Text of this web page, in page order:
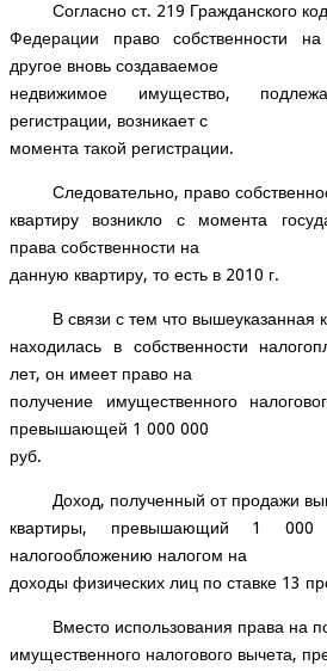
Согласно ст. 219 Гражданского
Федерации право собственности
другое вновь создаваемое
недвижимое имущество,
регистрации, возникает с
момента такой регистрации.
Следовательно, право
квартиру возникло с момента
права собственности на
данную квартиру, то есть в 2010 г.
В связи с тем что вышеуказанная
находилась в собственности
лет, он имеет право на
получение имущественного
превышающей 1 000 000
руб.
Доход, полученный от продажи
квартиры, превышающий 1
налогообложению налогом на
доходы физических лиц по ставке 13
Вместо использования права на
имущественного налогового вычета,